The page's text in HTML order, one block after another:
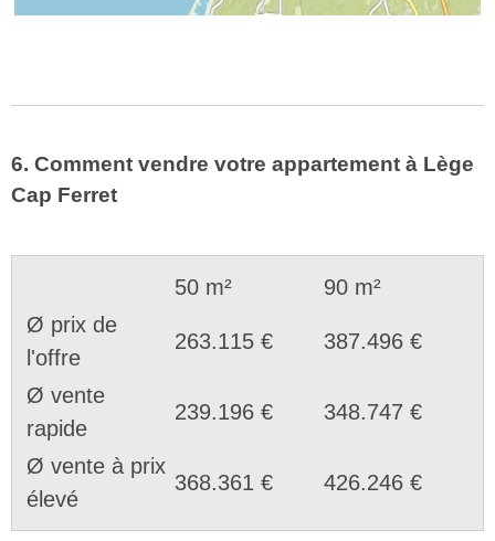
6. Comment vendre votre appartement à Lège
Cap Ferret
50 m²
90 m²
Ø prix de
l'offre
263.115 € 387.496 €
Ø vente
rapide
239.196 € 348.747 €
Ø vente à prix
élevé
368.361 € 426.246 €